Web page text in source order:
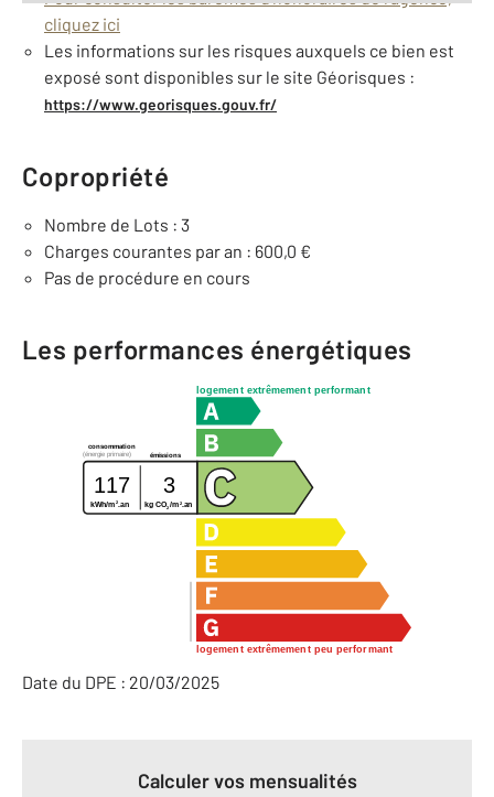
cliquez ici
Les informations sur les risques auxquels ce bien est
exposé sont disponibles sur le site Géorisques :
https://www.georisques.gouv.fr/
Copropriété
Nombre de Lots : 3
Charges courantes par an : 600,0 €
Pas de procédure en cours
Les performances énergétiques
logement extrêmement performant
logement extrêmement peu performant
consommation
émissions
(énergie primaire)
117 3
kWh/m 2 .an kg CO2/m2.an
Date du DPE : 20/03/2025
Calculer vos mensualités